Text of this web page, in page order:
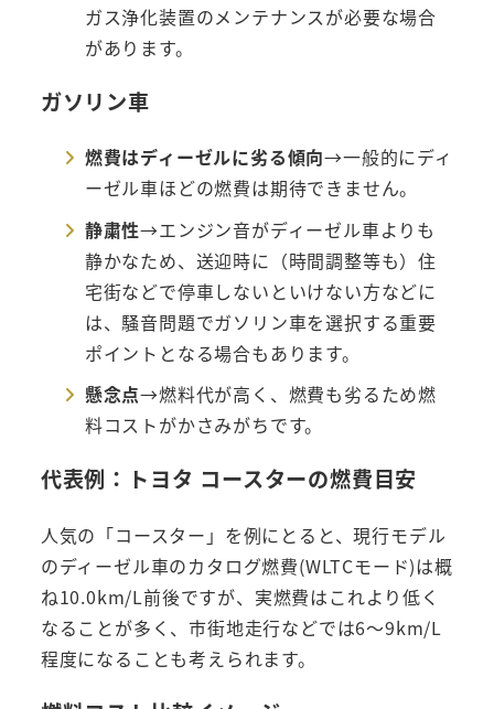
ガス浄化装置のメンテナンスが必要な場合
があります。
ガソリン車
燃費はディーゼルに劣る傾向→一般的にディ
ーゼル車ほどの燃費は期待できません。
静粛性→エンジン音がディーゼル車よりも
静かなため、送迎時に（時間調整等も）住
宅街などで停車しないといけない方などに
は、騒音問題でガソリン車を選択する重要
ポイントとなる場合もあります。
懸念点→燃料代が高く、燃費も劣るため燃
料コストがかさみがちです。
代表例：トヨタ コースターの燃費目安
人気の「コースター」を例にとると、現行モデル
のディーゼル車のカタログ燃費(WLTCモード)は概
ね10.0km/L前後ですが、実燃費はこれより低く
なることが多く、市街地走行などでは6～9km/L
程度になることも考えられます。